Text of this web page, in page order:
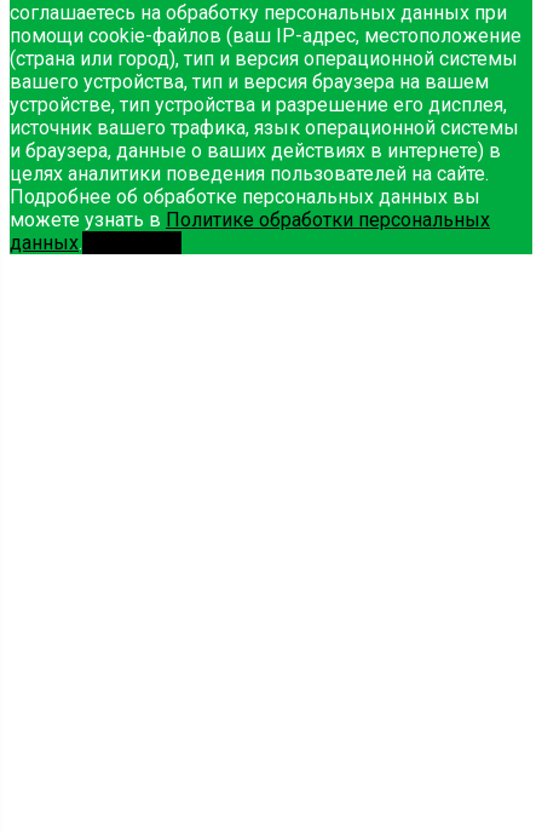
соглашаетесь на обработку персональных данных при
помощи cookie-файлов (ваш IP-адрес, местоположение
(страна или город), тип и версия операционной системы
вашего устройства, тип и версия браузера на вашем
устройстве, тип устройства и разрешение его дисплея,
источник вашего трафика, язык операционной системы
и браузера, данные о ваших действиях в интернете) в
целях аналитики поведения пользователей на сайте.
Подробнее об обработке персональных данных вы
можете узнать в Политике обработки персональных
данных.